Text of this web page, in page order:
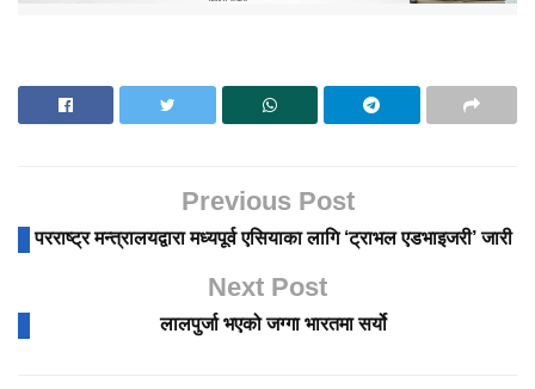
Previous Post
परराष्ट्र मन्त्रालयद्वारा मध्यपूर्व एसियाका लागि ‘ट्राभल एडभाइजरी’ जारी
Next Post
लालपुर्जा भएको जग्गा भारतमा सर्यो